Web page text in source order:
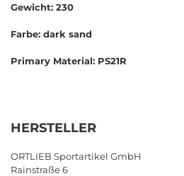
Gewicht: 230
Farbe: dark sand
Primary Material: PS21R
HERSTELLER
ORTLIEB Sportartikel GmbH
Rainstraße 6